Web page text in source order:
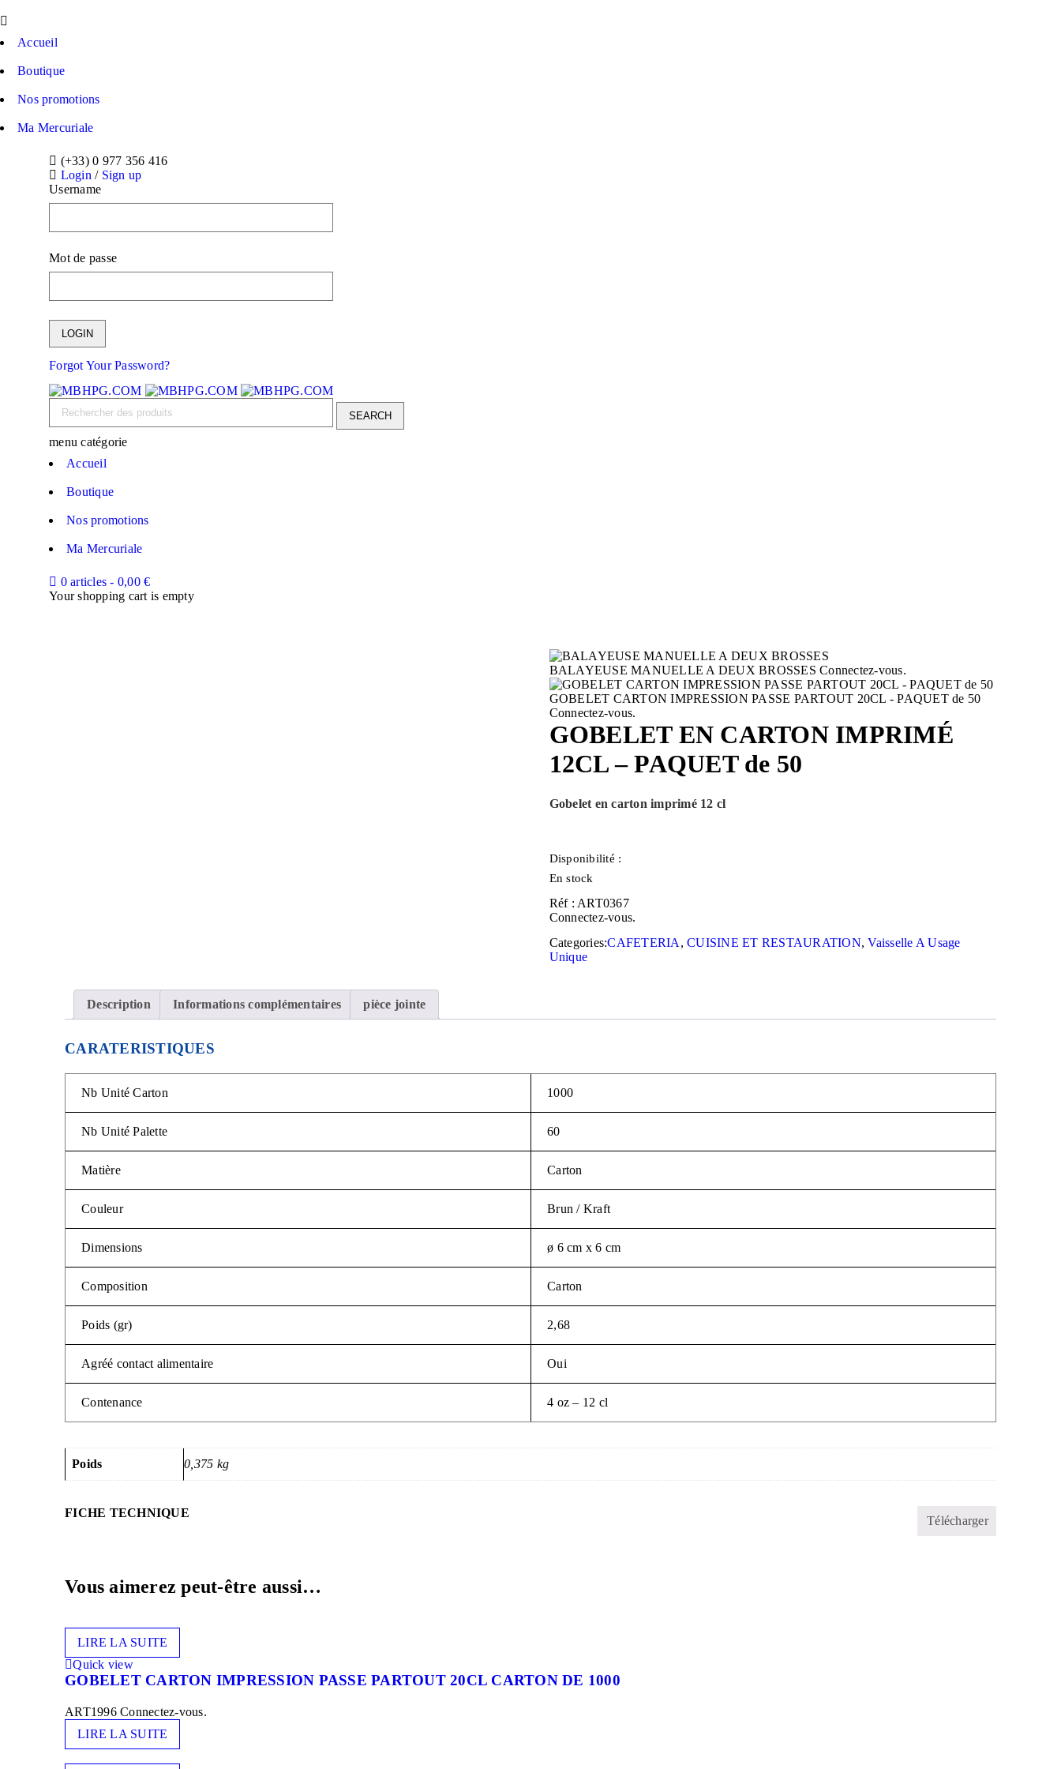
Accueil
Boutique
Nos promotions
Ma Mercuriale
(+33) 0 977 356 416
Login / Sign up
Username
Mot de passe
Forgot Your Password?
menu catégorie
Accueil
Boutique
Nos promotions
Ma Mercuriale
0 articles - 0,00 €
Your shopping cart is empty
BALAYEUSE MANUELLE A DEUX BROSSES Connectez-vous.
GOBELET CARTON IMPRESSION PASSE PARTOUT 20CL - PAQUET de 50
Connectez-vous.
GOBELET EN CARTON IMPRIMÉ
12CL – PAQUET de 50
Gobelet en carton imprimé 12 cl
Disponibilité :
En stock
Réf : ART0367
Connectez-vous.
Categories:CAFETERIA ,CUISINE ET RESTAURATION,Vaisselle A Usage
Unique
Description Informations complémentaires pièce jointe
CARATERISTIQUES
Nb Unité Carton 1000
Nb Unité Palette 60
Matière Carton
Couleur Brun / Kraft
Dimensions ø 6 cm x 6 cm
Composition Carton
Poids (gr) 2,68
Agréé contact alimentaire Oui
Contenance 4 oz – 12 cl
Poids 0,375 kg
FICHE TECHNIQUE
Télécharger
Vous aimerez peut-être aussi…
LIRE LA SUITE
Quick view
GOBELET CARTON IMPRESSION PASSE PARTOUT 20CL CARTON DE 1000
ART1996 Connectez-vous.
LIRE LA SUITE